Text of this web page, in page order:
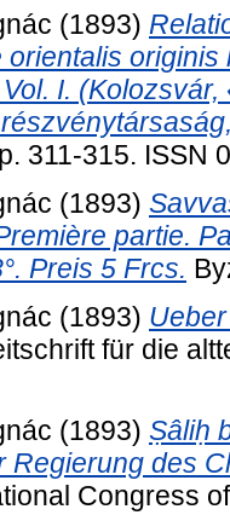
(1893)
orientalis
I.
311-315. ISSN
(1893)
partie.
Preis 5 Frcs.
(1893)
für die
(1893) Ṣâliḥ
Regierung des
Congress